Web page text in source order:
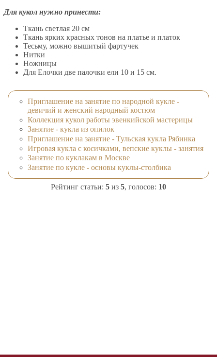
Для кукол нужно принести:
Ткань светлая 20 см
Ткань ярких красных тонов на платье и платок
Тесьму, можно вышитый фартучек
Нитки
Ножницы
Для Елочки две палочки ели 10 и 15 см.
Приглашение на занятие по народной кукле -
девичий и женский народный костюм
Коллекция кукол работы эвенкийской мастерицы
Занятие - кукла из опилок
Приглашение на занятие - Тульская кукла Рябинка
Игровая кукла с косичками, вепские куклы - занятия
Занятие по куклакам в Москве
Занятие по кукле - основы куклы-столбика
Рейтинг статьи: 5 из 5, голосов: 10